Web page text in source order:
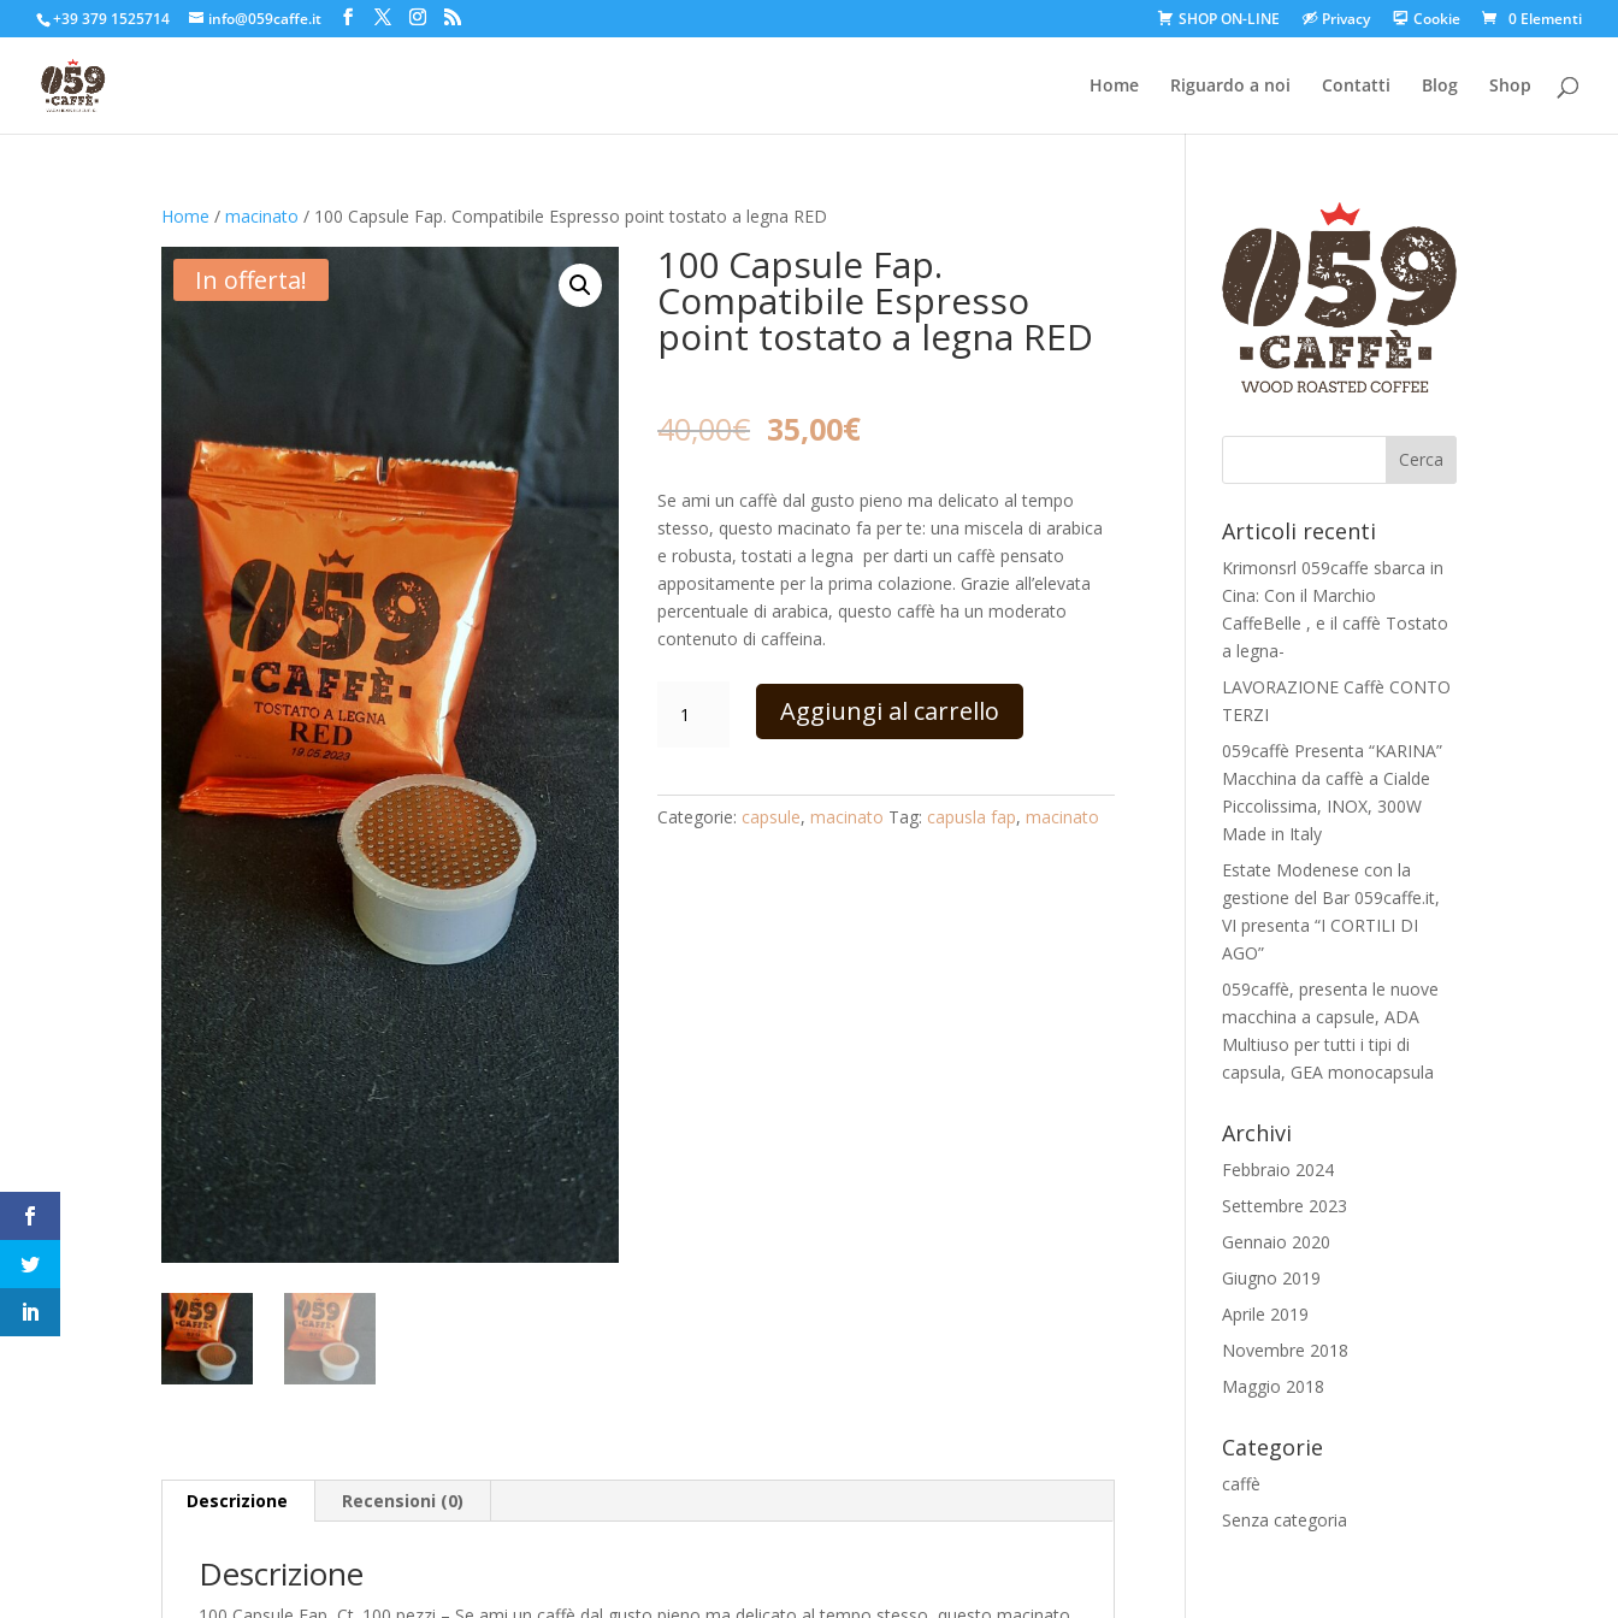
+39 379 1525714 info@059caffe.it SHOP ON-LINE Privacy Cookie 0 Elementi
Home Riguardo a noi Contatti Blog Shop
Home /macinato / 100 Capsule Fap. Compatibile Espresso point tostato a legna RED
In offerta! 100 Capsule Fap.
Compatibile Espresso
point tostato a legna RED
40,00€ prezzo
originale
40,00€.
35,00€prezzo
35,00€.
Se ami un caffè dal gusto pieno ma delicato al tempo
stesso, questo macinato fa per te: una miscela di arabica
e robusta, tostati a legna per darti un caffè pensato
appositamente per la prima colazione. Grazie all’elevata
percentuale di arabica, questo caffè ha un moderato
contenuto di caffeina.
Capsule
point
Aggiungi al carrello
Categorie: capsule, macinato Tag: capusla fap, macinato
Descrizione Recensioni (0)
Descrizione
Articoli recenti
Krimonsrl 059caffe sbarca in
Cina: Con il Marchio
CaffeBelle , e il caffè Tostato
a legna-
LAVORAZIONE Caffè CONTO
TERZI
059caffè Presenta “KARINA”
Macchina da caffè a Cialde
Piccolissima, INOX, 300W
Made in Italy
Estate Modenese con la
gestione del Bar 059caffe.it,
VI presenta “I CORTILI DI
AGO”
059caffè, presenta le nuove
macchina a capsule, ADA
Multiuso per tutti i tipi di
capsula, GEA monocapsula
Archivi
Febbraio 2024
Settembre 2023
Gennaio 2020
Giugno 2019
Aprile 2019
Novembre 2018
Maggio 2018
Categorie
caffè
Senza categoria